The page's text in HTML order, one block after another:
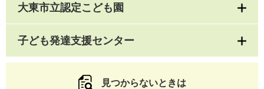
大東市立認定こども園
子ども発達支援センター
見つからないときは